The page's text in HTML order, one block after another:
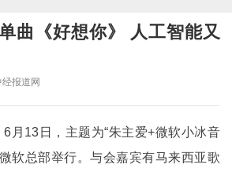
曲《好想你》 人工智能又
报道网
13日，主题为“朱主爱+微软小冰音
软总部举行。与会嘉宾有马来西亚歌